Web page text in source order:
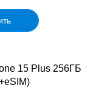
15 Plus 256ГБ